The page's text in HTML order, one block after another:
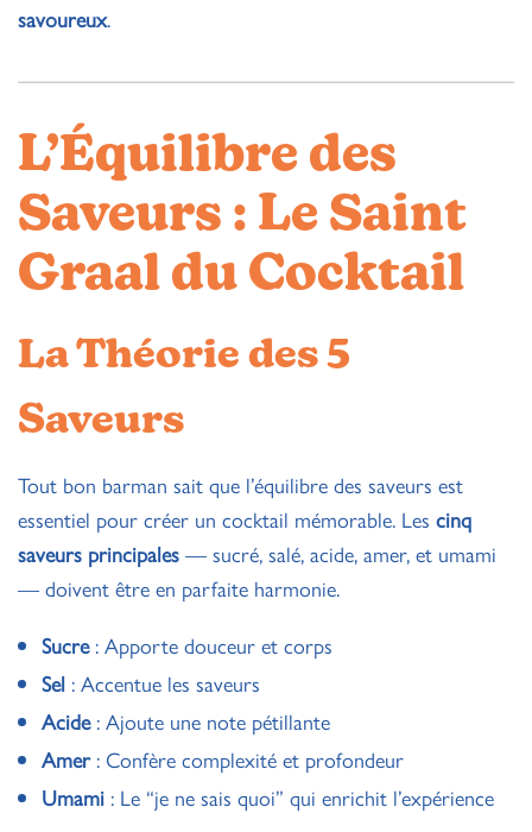
savoureux.
L’Équilibre des
Saveurs : Le Saint
Graal du Cocktail
La Théorie des 5
Saveurs
Tout bon barman sait que l’équilibre des saveurs est
essentiel pour créer un cocktail mémorable. Les cinq
saveurs principales — sucré, salé, acide, amer, et umami
— doivent être en parfaite harmonie.
Sucre: Apporte douceur et corps
Sel : Accentue les saveurs
Acide: Ajoute une note pétillante
Amer : Confère complexité et profondeur
Umami : Le “je ne sais quoi” qui enrichit l’expérience